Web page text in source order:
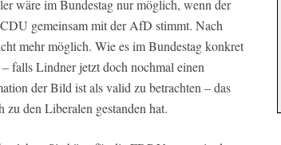
wäre im Bundestag nur möglich, wenn der
gemeinsam mit der AfD stimmt. Nach
mehr möglich. Wie es im Bundestag konkret
falls Lindner jetzt doch nochmal einen
der Bild ist als valid zu betrachten – das
den Liberalen gestanden hat.